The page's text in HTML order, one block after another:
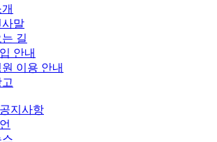
사말
길
안내
이용 안내
지사항